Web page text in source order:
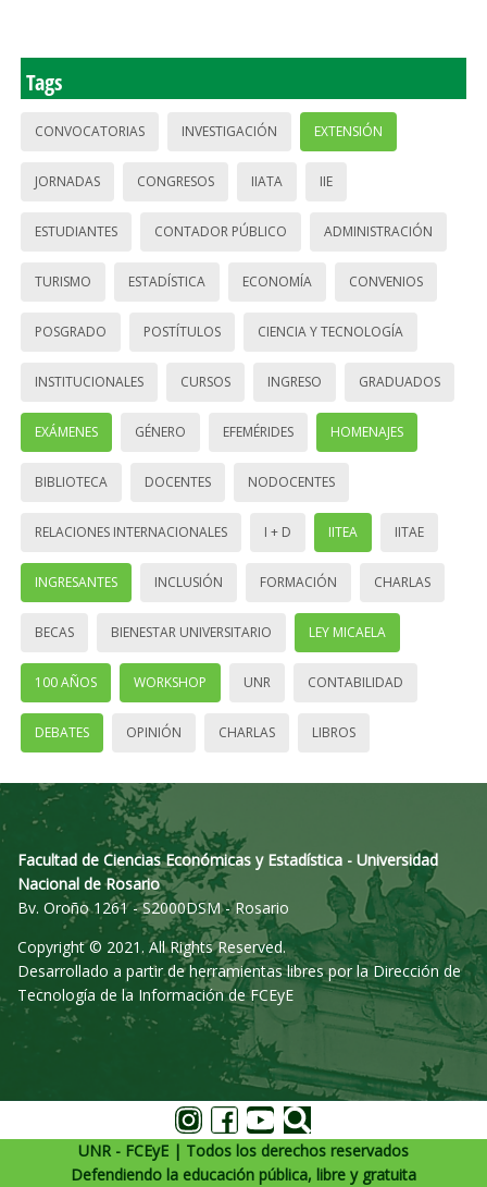
Tags
CONVOCATORIAS INVESTIGACIÓN EXTENSIÓN
JORNADAS CONGRESOS IIATA IIE
ESTUDIANTES CONTADOR PÚBLICO ADMINISTRACIÓN
TURISMO ESTADÍSTICA ECONOMÍA CONVENIOS
POSGRADO POSTÍTULOS CIENCIA Y TECNOLOGÍA
INSTITUCIONALES CURSOS INGRESO GRADUADOS
EXÁMENES GÉNERO EFEMÉRIDES HOMENAJES
BIBLIOTECA DOCENTES NODOCENTES
RELACIONES INTERNACIONALES I + D IITEA IITAE
INGRESANTES INCLUSIÓN FORMACIÓN CHARLAS
BECAS BIENESTAR UNIVERSITARIO LEY MICAELA
100 AÑOS WORKSHOP UNR CONTABILIDAD
DEBATES OPINIÓN CHARLAS LIBROS
Facultad de Ciencias Económicas y Estadística - Universidad
Nacional de Rosario
Bv. Oroño 1261 - S2000DSM - Rosario
Copyright © 2021. All Rights Reserved.
Desarrollado a partir de herramientas libres por la Dirección de
Tecnología de la Información de FCEyE
UNR - FCEyE | Todos los derechos reservados
Defendiendo la educación pública, libre y gratuita